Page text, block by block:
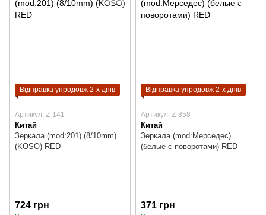
Відправка упродовж 2-х днів
Артикул: Z-141
Китай
Зеркала (mod:201) (8/10mm)
(KOSO) RED
724 грн
Відправка упродовж 2-х днів
Артикул: Z-858
Китай
Зеркала (mod:Мерседес)
(белые с поворотами) RED
371 грн